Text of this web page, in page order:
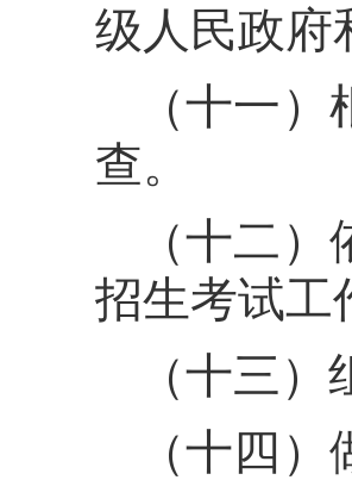
级人民政府
（十一
查。
（十二
招生考试工
（十三
（十四